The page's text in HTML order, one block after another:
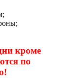
кроме
по